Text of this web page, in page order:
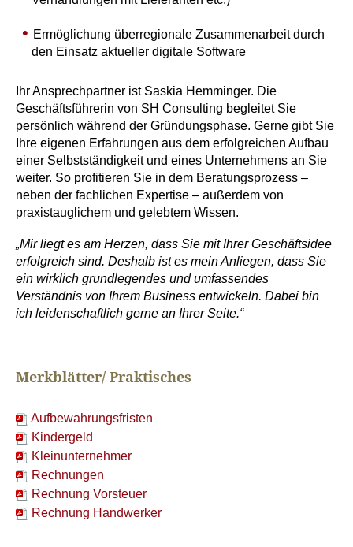
Ermöglichung überregionale Zusammenarbeit durch
den Einsatz aktueller digitale Software
Ihr Ansprechpartner ist Saskia Hemminger. Die
Geschäftsführerin von SH Consulting begleitet Sie
persönlich während der Gründungsphase. Gerne gibt Sie
Ihre eigenen Erfahrungen aus dem erfolgreichen Aufbau
einer Selbstständigkeit und eines Unternehmens an Sie
weiter. So profitieren Sie in dem Beratungsprozess –
neben der fachlichen Expertise – außerdem von
praxistauglichem und gelebtem Wissen.
„Mir liegt es am Herzen, dass Sie mit Ihrer Geschäftsidee
erfolgreich sind. Deshalb ist es mein Anliegen, dass Sie
ein wirklich grundlegendes und umfassendes
Verständnis von Ihrem Business entwickeln. Dabei bin
ich leidenschaftlich gerne an Ihrer Seite.“
Merkblätter/ Praktisches
Aufbewahrungsfristen
Kindergeld
Kleinunternehmer
Rechnungen
Rechnung Vorsteuer
Rechnung Handwerker